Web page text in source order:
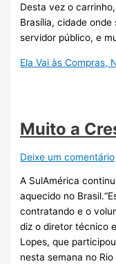
Desta vez o
Brasília, cidade
servidor público, e
Ela Vai às Compras,
Muito a
Deixe um comentário
A SulAmérica
aquecido no
contratando e o
diz o diretor técnico
Lopes, que
nesta semana no Rio